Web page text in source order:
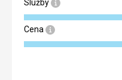
Služby
Cena